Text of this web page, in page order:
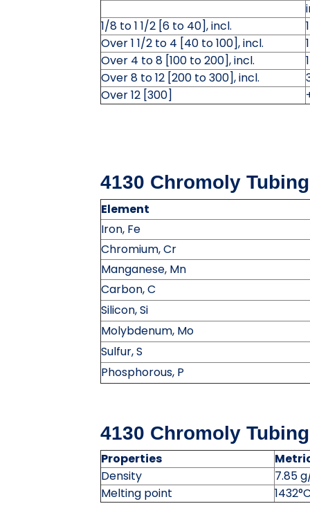
1/8 to 1 1/2 [6 to 40], incl.
Over 1 1/2 to 4 [40 to 100], incl.
Over 4 to 8 [100 to 200], incl.
Over 8 to 12 [200 to 300], incl.
Over 12 [300]
4130 Chromoly
Element
Iron, Fe
Chromium, Cr
Manganese, Mn
Carbon, C
Silicon, Si
Molybdenum, Mo
Sulfur, S
Phosphorous, P
4130 Chromoly
Properties
Density
7.85
Melting point